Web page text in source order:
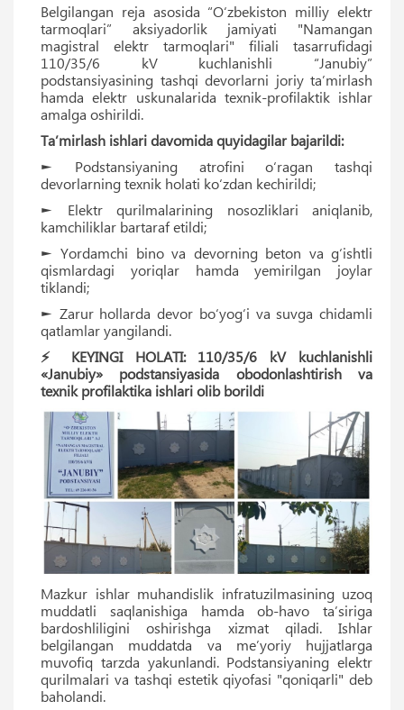
Belgilangan reja asosida “O‘zbekiston milliy elektr
tarmoqlari” aksiyadorlik jamiyati "Namangan
magistral elektr tarmoqlari" filiali tasarrufidagi
110/35/6 kV kuchlanishli “Janubiy”
podstansiyasining tashqi devorlarni joriy ta’mirlash
hamda elektr uskunalarida texnik-profilaktik ishlar
amalga oshirildi.
Ta’mirlash ishlari davomida quyidagilar bajarildi:
► Podstansiyaning atrofini o‘ragan tashqi
devorlarning texnik holati ko‘zdan kechirildi;
► Elektr qurilmalarining nosozliklari aniqlanib,
kamchiliklar bartaraf etildi;
► Yordamchi bino va devorning beton va g‘ishtli
qismlardagi yoriqlar hamda yemirilgan joylar
tiklandi;
► Zarur hollarda devor bo‘yog‘i va suvga chidamli
qatlamlar yangilandi.
⚡️ KEYINGI HOLATI: 110/35/6 kV kuchlanishli
«Janubiy» podstansiyasida obodonlashtirish va
texnik profilaktika ishlari olib borildi
Mazkur ishlar muhandislik infratuzilmasining uzoq
muddatli saqlanishiga hamda ob-havo ta’siriga
bardoshliligini oshirishga xizmat qiladi. Ishlar
belgilangan muddatda va me’yoriy hujjatlarga
muvofiq tarzda yakunlandi. Podstansiyaning elektr
qurilmalari va tashqi estetik qiyofasi "qoniqarli" deb
baholandi.